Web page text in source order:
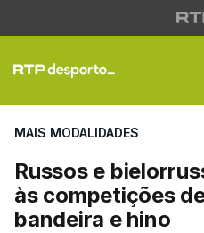
Russos e
MAIS MODALIDADES
Russos e
às competições
bandeira e hino